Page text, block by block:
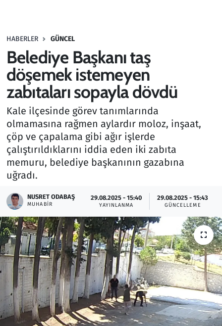
HABERLER GÜNCEL
Belediye Başkanı taş
döşemek istemeyen
zabıtaları sopayla dövdü
Kale ilçesinde görev tanımlarında
olmamasına rağmen aylardır moloz, inşaat,
çöp ve çapalama gibi ağır işlerde
çalıştırıldıklarını iddia eden iki zabıta
memuru, belediye başkanının gazabına
uğradı.
NUSRET ODABAŞ
MUHABIR
29.08.2025 - 15:40
YAYINLANMA
29.08.2025 - 15:43
GÜNCELLEME
Haber
Kültür Sanat
Kurumsal Haberler
Lezzet Durağı
Memur ve Kamu
Otomobil
Oyun
Ramazan
Resmi İlanlar
Rüya Tabirleri
Sağlık
Savunma Sanayi